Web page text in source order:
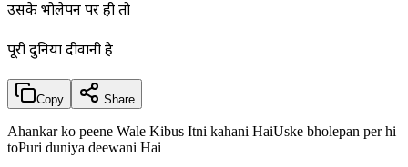
उसके भोलेपन पर ही तो
पूरी दुनिया दीवानी है
Copy Share
Ahankar ko peene Wale Kibus Itni kahani HaiUske bholepan per hi
toPuri duniya deewani Hai